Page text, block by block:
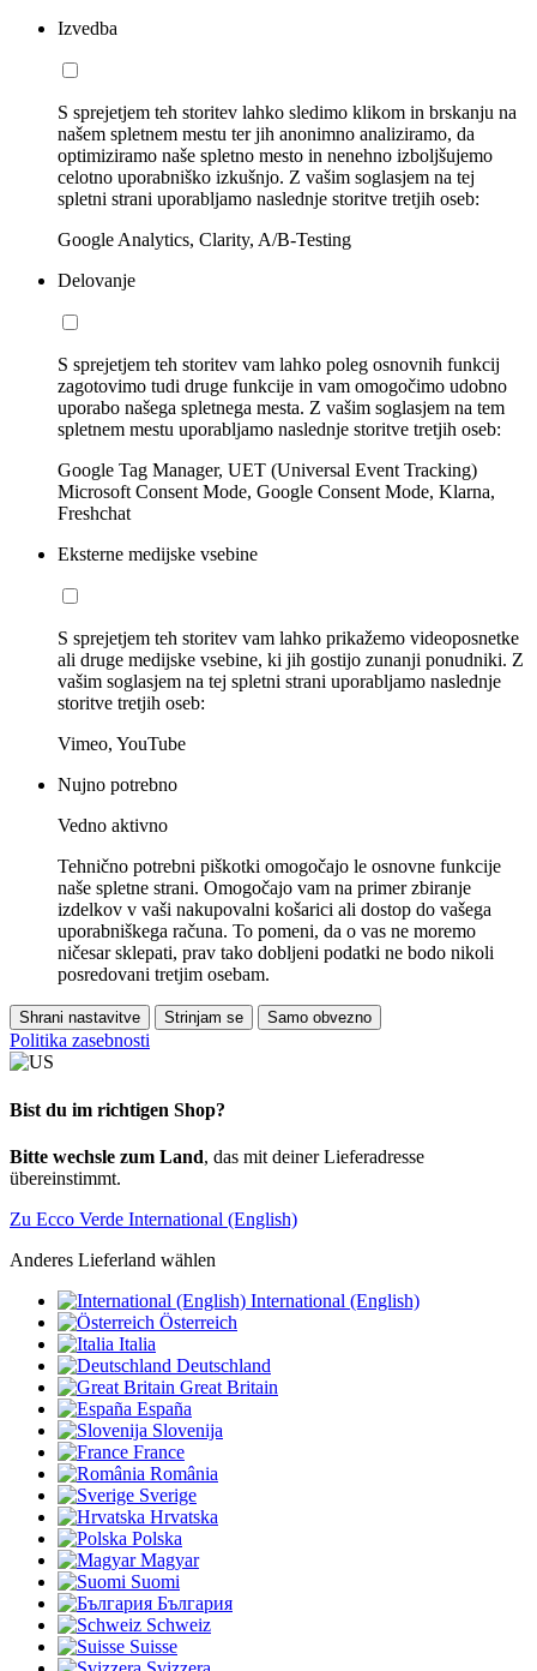
Izvedba
S sprejetjem teh storitev lahko sledimo klikom in brskanju na
našem spletnem mestu ter jih anonimno analiziramo, da
optimiziramo naše spletno mesto in nenehno izboljšujemo
celotno uporabniško izkušnjo. Z vašim soglasjem na tej
spletni strani uporabljamo naslednje storitve tretjih oseb:
Google Analytics, Clarity, A/B-Testing
Delovanje
S sprejetjem teh storitev vam lahko poleg osnovnih funkcij
zagotovimo tudi druge funkcije in vam omogočimo udobno
uporabo našega spletnega mesta. Z vašim soglasjem na tem
spletnem mestu uporabljamo naslednje storitve tretjih oseb:
Google Tag Manager, UET (Universal Event Tracking)
Microsoft Consent Mode, Google Consent Mode, Klarna,
Freshchat
Eksterne medijske vsebine
S sprejetjem teh storitev vam lahko prikažemo videoposnetke
ali druge medijske vsebine, ki jih gostijo zunanji ponudniki. Z
vašim soglasjem na tej spletni strani uporabljamo naslednje
storitve tretjih oseb:
Vimeo, YouTube
Nujno potrebno
Vedno aktivno
Tehnično potrebni piškotki omogočajo le osnovne funkcije
naše spletne strani. Omogočajo vam na primer zbiranje
izdelkov v vaši nakupovalni košarici ali dostop do vašega
uporabniškega računa. To pomeni, da o vas ne moremo
ničesar sklepati, prav tako dobljeni podatki ne bodo nikoli
posredovani tretjim osebam.
Shrani nastavitve Strinjam se Samo obvezno
Politika zasebnosti
Bist du im richtigen Shop?
Bitte wechsle zum Land, das mit deiner Lieferadresse
übereinstimmt.
Zu Ecco Verde International (English)
Anderes Lieferland wählen
International (English)
Österreich
Italia
Deutschland
Great Britain
España
Slovenija
France
România
Sverige
Hrvatska
Polska
Magyar
Suomi
България
Schweiz
Suisse